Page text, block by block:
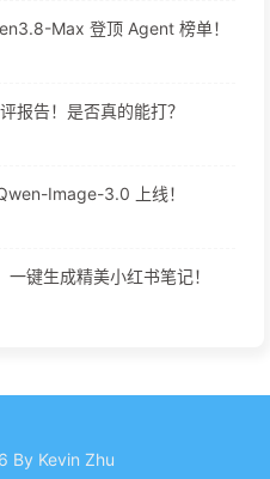
Max 登顶 Agent 榜单！
报告！是否真的能打？
Image-3.0 上线！
键生成精美小红书笔记！
By Kevin Zhu